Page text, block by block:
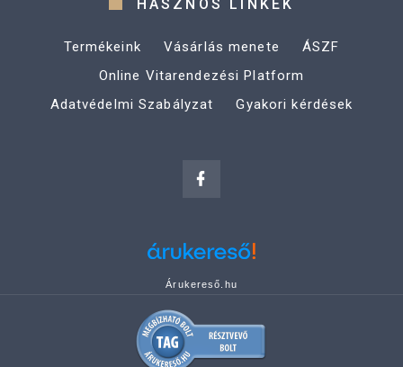
HASZNOS LINKEK
Termékeink Vásárlás menete
ÁSZF
Online Vitarendezési Platform
Adatvédelmi Szabályzat
Gyakori kérdések
Árukereső.hu